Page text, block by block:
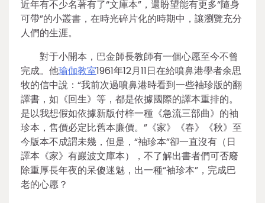
近年有不少名著有了“文庫本”，還盼望能有更多“隨身
可帶”的小叢書，在時光碎片化的時期中，讓瀏覽充分
人們的生涯。
對于小開本，巴金師長教師有一個心愿至今不曾
完成。他瑜伽教室1961年12月11日在給噴鼻港學者余思
牧的信中說：“我前次過噴鼻港時看到一些袖珍版的翻
譯書，如《回生》等，都是依據國際的譯本重排的。
是以我想假如依據新版付梓一種《急流三部曲》的袖
珍本，售價必定比舊本廉價。”《家》《春》《秋》至
今版本不成謂未幾，但是，“袖珍本”卻一直沒有（日
譯本《家》有巖波文庫本），不了解出書者們可否廢
除重厚長年夜的呆傻迷魅，出一種“袖珍本”，完成巴
老的心愿？